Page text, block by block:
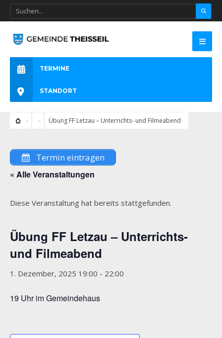
TERMINE
STANDORT
Übung FF Letzau – Unterrichts- und Filmeabend
Termin eintragen
« Alle Veranstaltungen
Diese Veranstaltung hat bereits stattgefunden.
Übung FF Letzau – Unterrichts-
und Filmeabend
1. Dezember, 2025 19:00 - 22:00
19 Uhr im Gemeindehaus